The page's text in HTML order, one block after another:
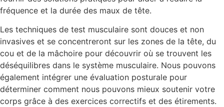
fréquence et la durée des maux de tête.
Les techniques de test musculaire sont douces et non
invasives et se concentreront sur les zones de la tête, du
cou et de la mâchoire pour découvrir où se trouvent les
déséquilibres dans le système musculaire. Nous pouvons
également intégrer une évaluation posturale pour
déterminer comment nous pouvons mieux soutenir votre
corps grâce à des exercices correctifs et des étirements.